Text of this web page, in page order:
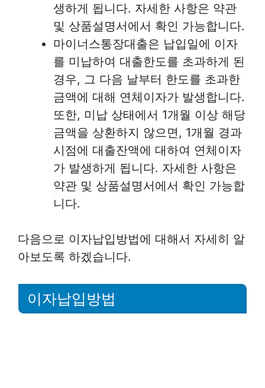
생하게 됩니다. 자세한 사항은 약관
및 상품설명서에서 확인 가능합니다.
마이너스통장대출은 납입일에 이자
를 미납하여 대출한도를 초과하게 된
경우, 그 다음 날부터 한도를 초과한
금액에 대해 연체이자가 발생합니다.
또한, 미납 상태에서 1개월 이상 해당
금액을 상환하지 않으면, 1개월 경과
시점에 대출잔액에 대하여 연체이자
가 발생하게 됩니다. 자세한 사항은
약관 및 상품설명서에서 확인 가능합
니다.
다음으로 이자납입방법에 대해서 자세히 알
아보도록 하겠습니다.
이자납입방법